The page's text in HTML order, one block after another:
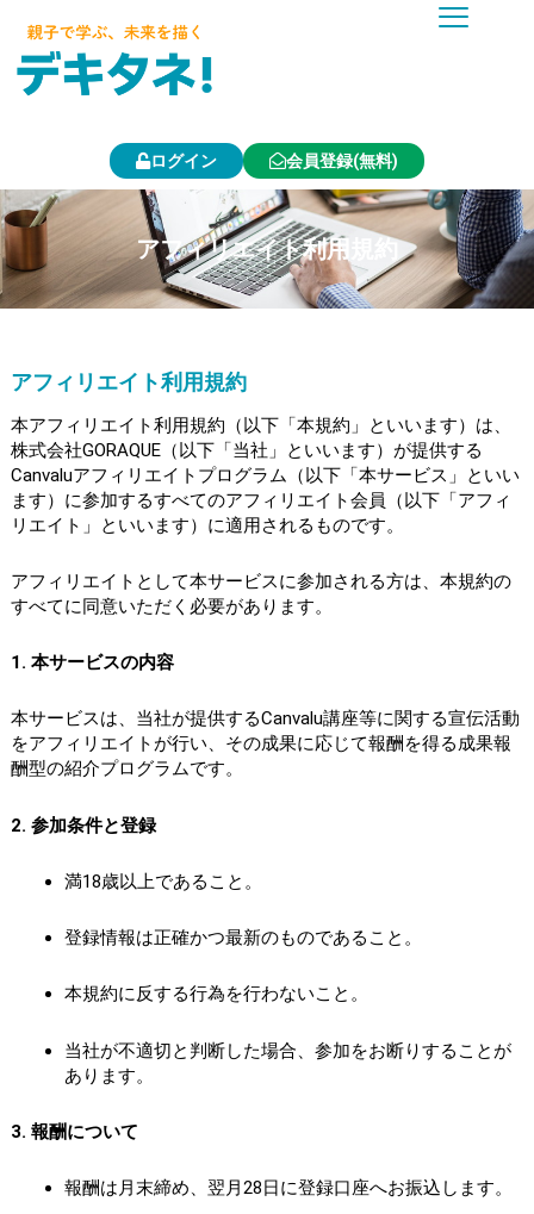
ログイン 会員登録(無料)
アフィリエイト利用規約
アフィリエイト利用規約
本アフィリエイト利用規約（以下「本規約」といいます）は、
株式会社GORAQUE（以下「当社」といいます）が提供する
Canvaluアフィリエイトプログラム（以下「本サービス」といい
ます）に参加するすべてのアフィリエイト会員（以下「アフィ
リエイト」といいます）に適用されるものです。
アフィリエイトとして本サービスに参加される方は、本規約の
すべてに同意いただく必要があります。
1. 本サービスの内容
本サービスは、当社が提供するCanvalu講座等に関する宣伝活動
をアフィリエイトが行い、その成果に応じて報酬を得る成果報
酬型の紹介プログラムです。
2. 参加条件と登録
満18歳以上であること。
登録情報は正確かつ最新のものであること。
本規約に反する行為を行わないこと。
当社が不適切と判断した場合、参加をお断りすることが
あります。
3. 報酬について
報酬は月末締め、翌月28日に登録口座へお振込します。